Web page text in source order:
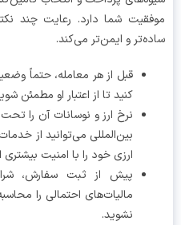
شما دارد. رعایت چند نکته
و ایمن‌تر می‌کند.
قبل از هر معامله، حتماً وضعیت
کنید تا از اعتبار او مطمئن شوید.
نرخ ارز و نوسانات آن را تحت
بین‌المللی می‌توانید از خدمات
ارزی خود را با امنیت بیشتری
پیش از ثبت سفارش، شرایط
مالیات‌های احتمالی را محاسبه
نشوید.